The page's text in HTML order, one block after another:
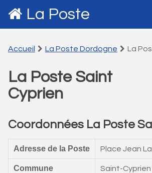
La Poste
Accueil La Poste Dordogne La
La Poste Saint
Cyprien
Coordonnées La Poste
Adresse de la Poste Place Jean
Commune Saint-Cyprien